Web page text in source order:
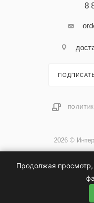
8
2026 ©
Продолжая просмотр,